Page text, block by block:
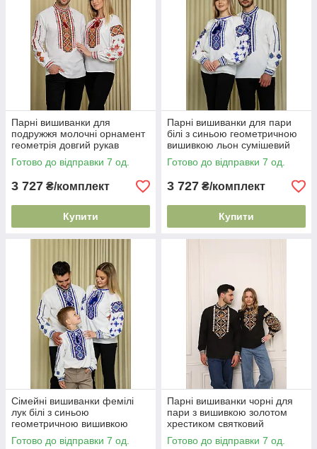
Парні вишиванки для
подружжя молочні орнамент
геометрія довгий рукав
чоловіча та жіноча вишиванка
S M L XL XXL
Готово до відправки 7 од.
3 727 ₴/комплект
Купити
Парні вишиванки для пари
білі з синьою геометричною
вишивкою льон сумішевий
комплект S–XXL
Готово до відправки 7 од.
3 727 ₴/комплект
Купити
Сімейні вишиванки фемілі
лук білі з синьою
геометричною вишивкою
льон сумішевий S–XXL
Готово до відправки 7 од.
Парні вишиванки чорні для
пари з вишивкою золотом
хрестиком святковий
комплект S M L XL XXL
Готово до відправки 7 од.